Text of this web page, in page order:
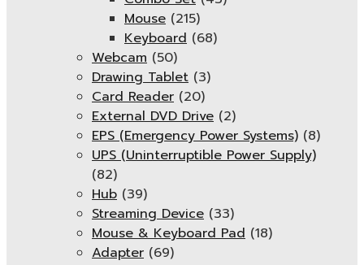
Mouse (215)
Keyboard (68)
Webcam (50)
Drawing Tablet (3)
Card Reader (20)
External DVD Drive (2)
EPS (Emergency Power Systems) (8)
UPS (Uninterruptible Power Supply)
(82)
Hub (39)
Streaming Device (33)
Mouse & Keyboard Pad (18)
Adapter (69)